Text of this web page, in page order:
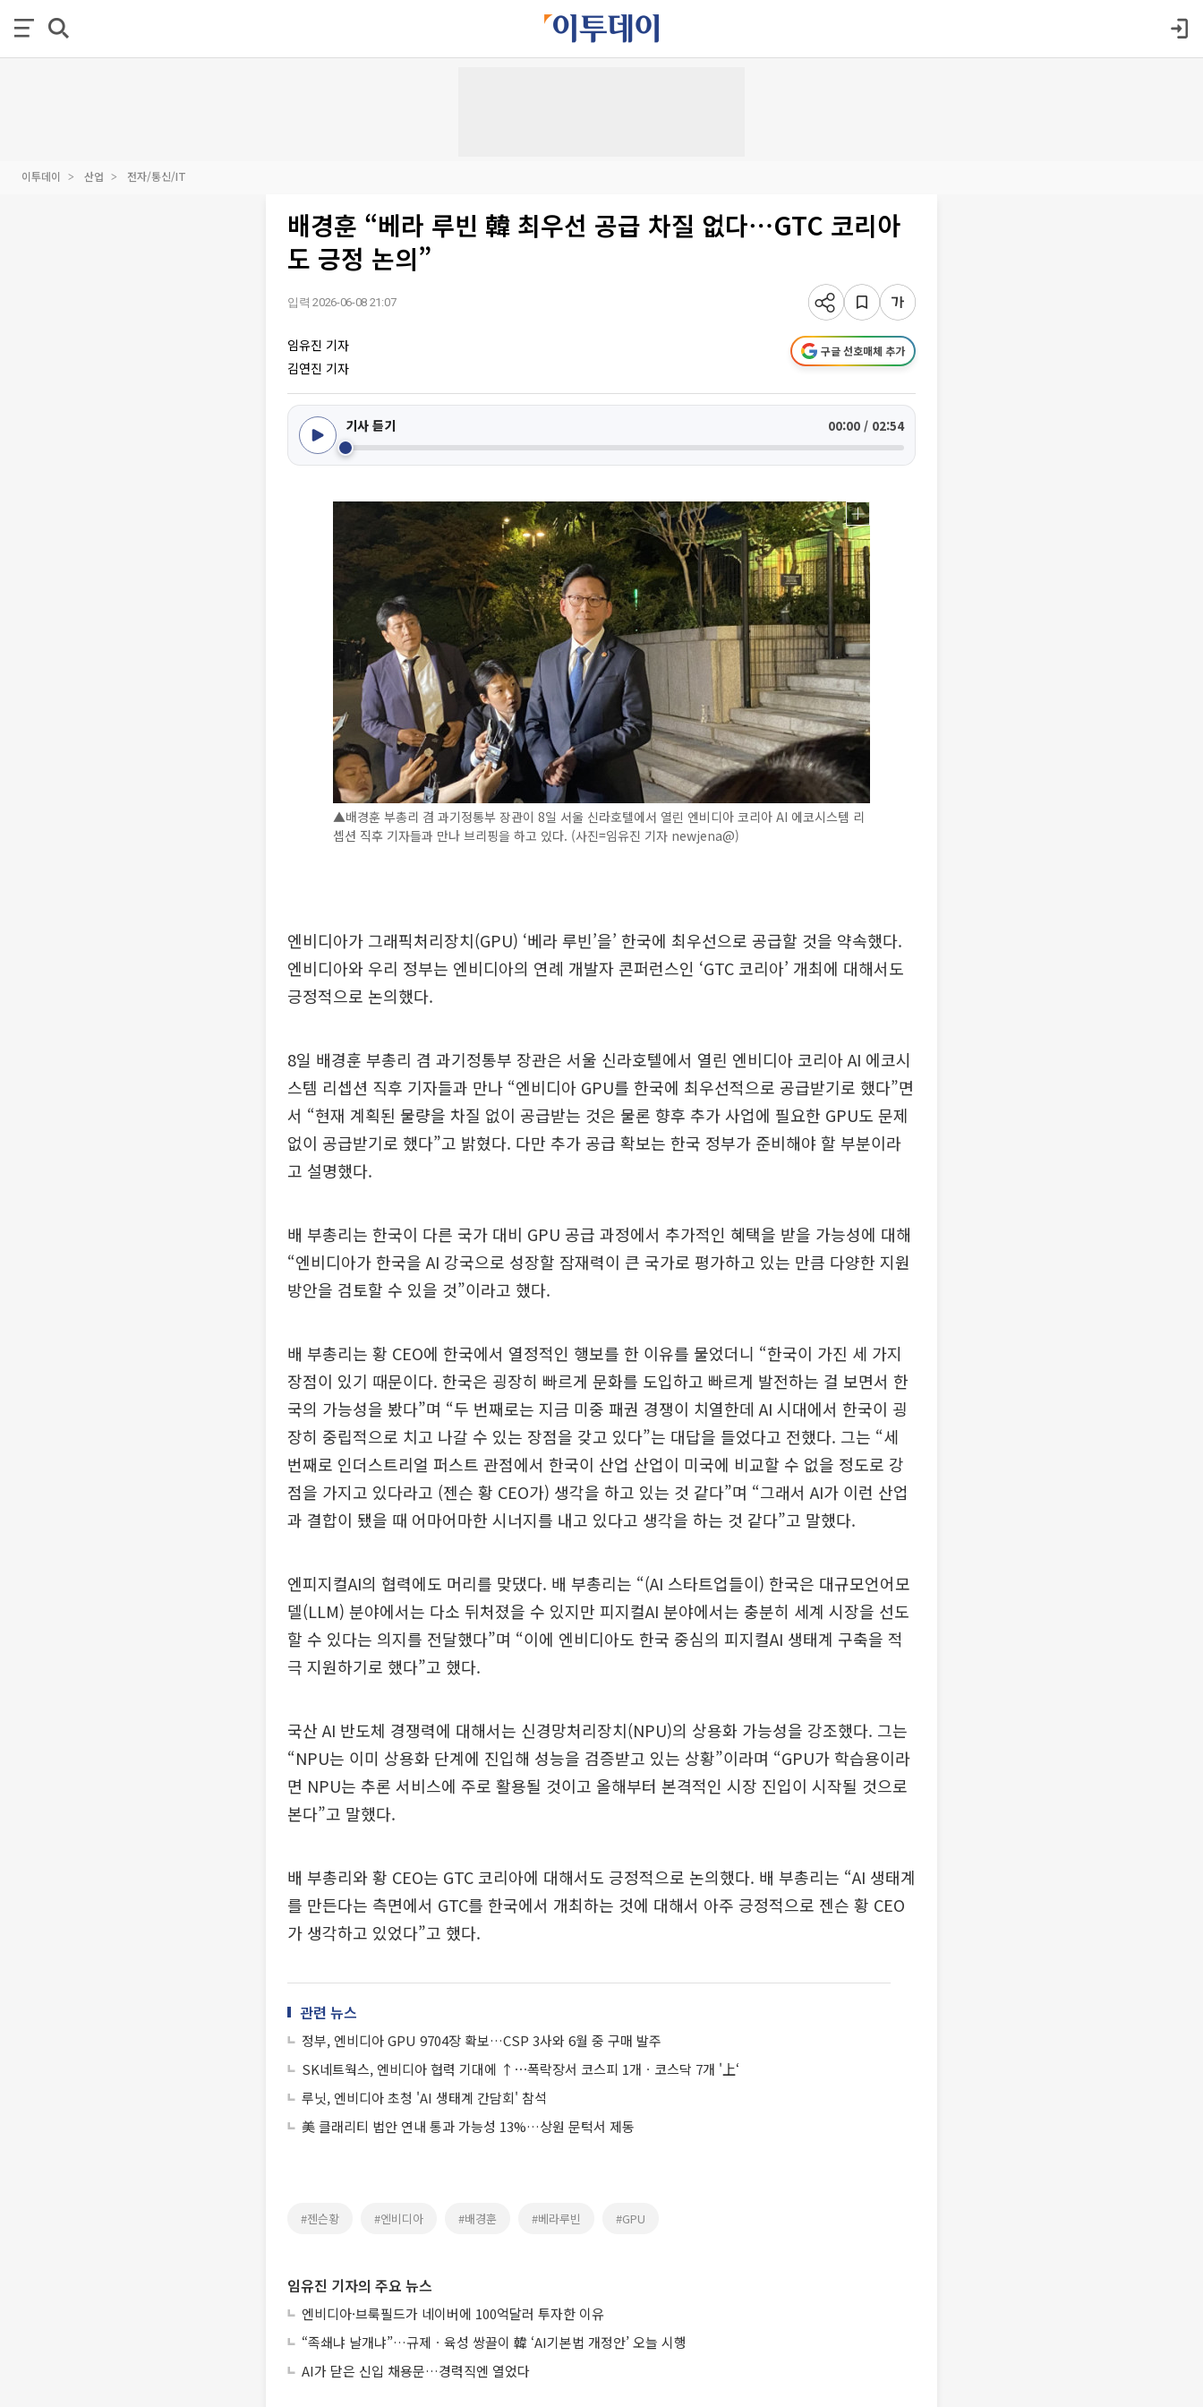
이투데이 산업 전자/통신/IT
배경훈 “베라 루빈 韓 최우선 공급 차질 없다⋯GTC 코리아
도 긍정 논의”
입력 2026-06-08 21:07
임유진 기자
김연진 기자
구글 선호매체 추가
기사 듣기 00:00 / 02:54
▲배경훈 부총리 겸 과기정통부 장관이 8일 서울 신라호텔에서 열린 엔비디아 코리아 AI 에코시스템 리
셉션 직후 기자들과 만나 브리핑을 하고 있다. (사진=임유진 기자 newjena@)
엔비디아가 그래픽처리장치(GPU) ‘베라 루빈’을’ 한국에 최우선으로 공급할 것을 약속했다.
엔비디아와 우리 정부는 엔비디아의 연례 개발자 콘퍼런스인 ‘GTC 코리아’ 개최에 대해서도
긍정적으로 논의했다.
8일 배경훈 부총리 겸 과기정통부 장관은 서울 신라호텔에서 열린 엔비디아 코리아 AI 에코시
스템 리셉션 직후 기자들과 만나 “엔비디아 GPU를 한국에 최우선적으로 공급받기로 했다”면
서 “현재 계획된 물량을 차질 없이 공급받는 것은 물론 향후 추가 사업에 필요한 GPU도 문제
없이 공급받기로 했다”고 밝혔다. 다만 추가 공급 확보는 한국 정부가 준비해야 할 부분이라
고 설명했다.
배 부총리는 한국이 다른 국가 대비 GPU 공급 과정에서 추가적인 혜택을 받을 가능성에 대해
“엔비디아가 한국을 AI 강국으로 성장할 잠재력이 큰 국가로 평가하고 있는 만큼 다양한 지원
방안을 검토할 수 있을 것”이라고 했다.
배 부총리는 황 CEO에 한국에서 열정적인 행보를 한 이유를 물었더니 “한국이 가진 세 가지
장점이 있기 때문이다. 한국은 굉장히 빠르게 문화를 도입하고 빠르게 발전하는 걸 보면서 한
국의 가능성을 봤다”며 “두 번째로는 지금 미중 패권 경쟁이 치열한데 AI 시대에서 한국이 굉
장히 중립적으로 치고 나갈 수 있는 장점을 갖고 있다”는 대답을 들었다고 전했다. 그는 “세
번째로 인더스트리얼 퍼스트 관점에서 한국이 산업 산업이 미국에 비교할 수 없을 정도로 강
점을 가지고 있다라고 (젠슨 황 CEO가) 생각을 하고 있는 것 같다”며 “그래서 AI가 이런 산업
과 결합이 됐을 때 어마어마한 시너지를 내고 있다고 생각을 하는 것 같다”고 말했다.
엔피지컬AI의 협력에도 머리를 맞댔다. 배 부총리는 “(AI 스타트업들이) 한국은 대규모언어모
델(LLM) 분야에서는 다소 뒤처졌을 수 있지만 피지컬AI 분야에서는 충분히 세계 시장을 선도
할 수 있다는 의지를 전달했다”며 “이에 엔비디아도 한국 중심의 피지컬AI 생태계 구축을 적
극 지원하기로 했다”고 했다.
국산 AI 반도체 경쟁력에 대해서는 신경망처리장치(NPU)의 상용화 가능성을 강조했다. 그는
“NPU는 이미 상용화 단계에 진입해 성능을 검증받고 있는 상황”이라며 “GPU가 학습용이라
면 NPU는 추론 서비스에 주로 활용될 것이고 올해부터 본격적인 시장 진입이 시작될 것으로
본다”고 말했다.
배 부총리와 황 CEO는 GTC 코리아에 대해서도 긍정적으로 논의했다. 배 부총리는 “AI 생태계
를 만든다는 측면에서 GTC를 한국에서 개최하는 것에 대해서 아주 긍정적으로 젠슨 황 CEO
가 생각하고 있었다”고 했다.
관련 뉴스
정부, 엔비디아 GPU 9704장 확보…CSP 3사와 6월 중 구매 발주
SK네트웍스, 엔비디아 협력 기대에 ↑⋯폭락장서 코스피 1개ㆍ코스닥 7개 '上‘
루닛, 엔비디아 초청 'AI 생태계 간담회' 참석
美 클래리티 법안 연내 통과 가능성 13%…상원 문턱서 제동
#젠슨황 #엔비디아 #배경훈 #베라루빈 #GPU
임유진 기자의 주요 뉴스
엔비디아·브룩필드가 네이버에 100억달러 투자한 이유
“족쇄냐 날개냐”…규제ㆍ육성 쌍끌이 韓 ‘AI기본법 개정안’ 오늘 시행
AI가 닫은 신입 채용문…경력직엔 열었다